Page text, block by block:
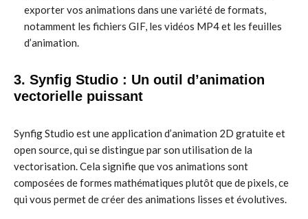
exporter vos animations dans une variété de formats,
notamment les fichiers GIF, les vidéos MP4 et les feuilles
d’animation.
3. Synfig Studio : Un outil d’animation
vectorielle puissant
Synfig Studio est une application d’animation 2D gratuite et
open source, qui se distingue par son utilisation de la
vectorisation. Cela signifie que vos animations sont
composées de formes mathématiques plutôt que de pixels, ce
qui vous permet de créer des animations lisses et évolutives.